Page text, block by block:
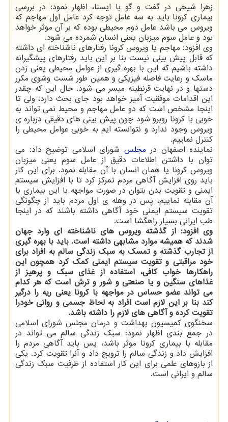
زهرا شیخی در گفت و گو با ایسنا، اظهار نمود: در بررسی
بیماری کرونا باید به سه عامل توجه کرد عامل اول مهاجم که
ویروس می باشد عامل دوم محیطی بوده که بر آن موثر خواهد
بود و عامل سوم میزبان یعنی انسان شمرده می شود.
وی افزود: مهاجم یا ویروس کرونا رفتارهای ناشناخته ای داشته
که قابل پیش بینی نیست بنا بر این باید رفتارهای پیشگیرانه
داشته باشیم که این با بهره گیری از عوامل محیطی یعنی زدن
ماسک و رعایت فاصله فیزیکی و همین طور شست وشوی مکرر
دستها و در نهایت قرنطینه میسر می شود. حال این که چقدر
این اقدامات موفقیت آمیز خواهد بود جای بحث دارد، ولی تا
اینجا مشخص است که دو عامل مهاجم و محیط نمی تواند به
خوبی با کرونا روبرو شود چون پیش بینی های دقیقی درباره ی
ویروس وجود ندارد و نتوانسته ایم به خوبی عوامل محیطی را
کنترل نماییم.
نماینده اصفهان در مجلس شورای اسلامی توضیح داد: می
توان با داشتن اطلاعات دقیق از عامل سوم یعنی میزبان
ویروس کرونا یا همان انسان با آن مقابله نمود. برای این کار
باید روی افزایش آگاهی مردم تمرکز کرد تا با افزایش سیستم
ایمنی و تقویت بدن بتوان در صورت مواجهه با این بیماری با
آن مقابله نماییم، پس در وهله ی اول مردم باید از چگونگی
تقویت سیستم ایمنی خود آگاهی داشته باشند که در اینجا
طب ایرانی بسیار راهگشا است.
وی افزود: از گذشته ویروس های ناشناخته ای وارد جهان
شدند که همیشه موارد مشابهی داشته است. باید با بهره گیری
از تجارب گذشته و تمسک به سبک زندگی سالم به افراد برای
خود مراقبتی و تقویت سیستم ایمنی کمک کرد همچون این
راهکارها خواب کافی، استفاده از غذای سبک و پرهیز از
غذاهای سنگین و یا صنعتی و شور و ترش است که هر کدام
می تواند عضو حساس در مواجهه با کرونا یعنی ریه را درگیر
کند بنا بر این لازم است افراد به لحاظ جسمی و روانی خودرا
تقویت کرده و آگاهی های لازم را داشته باشد.
سخنگوی کمیسیون بهداشت و درمان مجلس شورای اسلامی
در جمع بندی اظهار نمود: سبک زندگی سالم می تواند در
مقابله با بیماری کرونا موثر باشد، پس باید آگاهی مردم را
افزایش داد و زندگی سالم را ترویج داد و آنرا تقویت کرد. یکی
از بازوهای علمی برای این کار استفاده از ظرفیت سبک زندگی
سالم و ایرانی است.